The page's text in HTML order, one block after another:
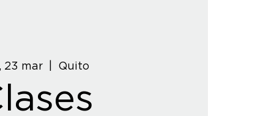
23 mar Quito